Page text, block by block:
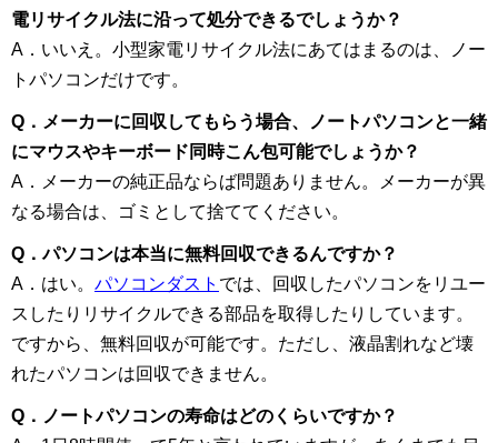
電リサイクル法に沿って処分できるでしょうか？
A．いいえ。小型家電リサイクル法にあてはまるのは、ノー
トパソコンだけです。
Q．メーカーに回収してもらう場合、ノートパソコンと一緒
にマウスやキーボード同時こん包可能でしょうか？
A．メーカーの純正品ならば問題ありません。メーカーが異
なる場合は、ゴミとして捨ててください。
Q．パソコンは本当に無料回収できるんですか？
A．はい。 パソコンダスト では、回収したパソコンをリユー
スしたりリサイクルできる部品を取得したりしています。
ですから、無料回収が可能です。ただし、液晶割れなど壊
れたパソコンは回収できません。
Q．ノートパソコンの寿命はどのくらいですか？